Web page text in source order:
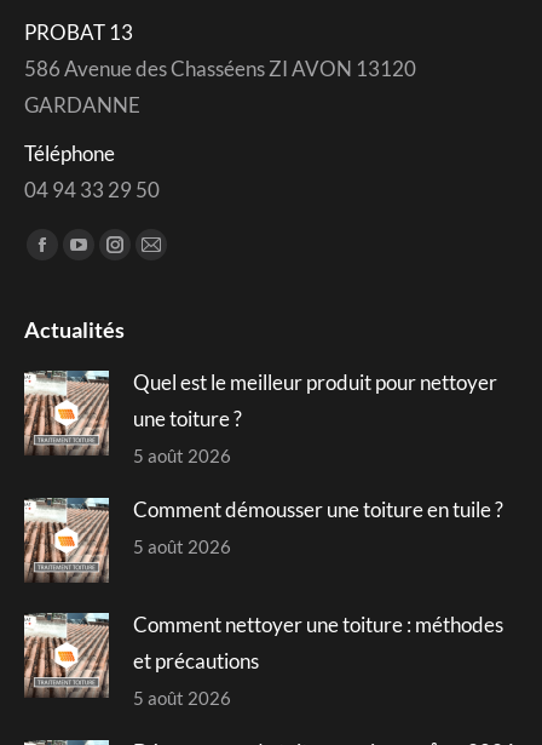
PROBAT 13
586 Avenue des Chasséens ZI AVON 13120
GARDANNE
Téléphone
04 94 33 29 50
Trouvez nous sur :
Facebook
opens
new
window
YouTube
opens
new
window
Instagram
opens
new
window
Mail
new
window
Actualités
Quel est le meilleur produit pour nettoyer
une toiture ?
5 août 2026
Comment démousser une toiture en tuile ?
5 août 2026
Comment nettoyer une toiture : méthodes
et précautions
5 août 2026